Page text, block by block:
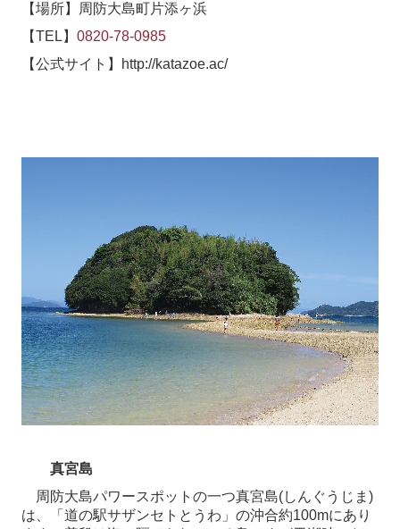
ふるさと散歩道
里山ウォーキング
募集要項 左官見習
お問い合せ
山口の住まい本掲載
【場所】周防大島町片添ヶ浜
【TEL】0820-78-0985
【公式サイト】
http://katazoe.ac/
真宮島
周防大島パワースポットの一つ真宮島(しんぐうじま)
は、「道の駅サザンセトとうわ」の沖合約100mにあり